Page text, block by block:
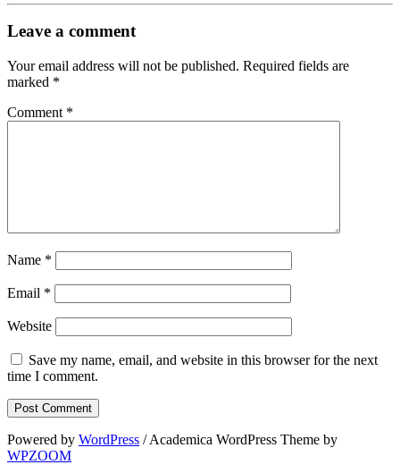
Leave a comment
Your email address will not be published. Required fields are
marked *
Comment *
Name *
Email *
Website
Save my name, email, and website in this browser for the next
time I comment.
Powered by WordPress / Academica WordPress Theme by
WPZOOM